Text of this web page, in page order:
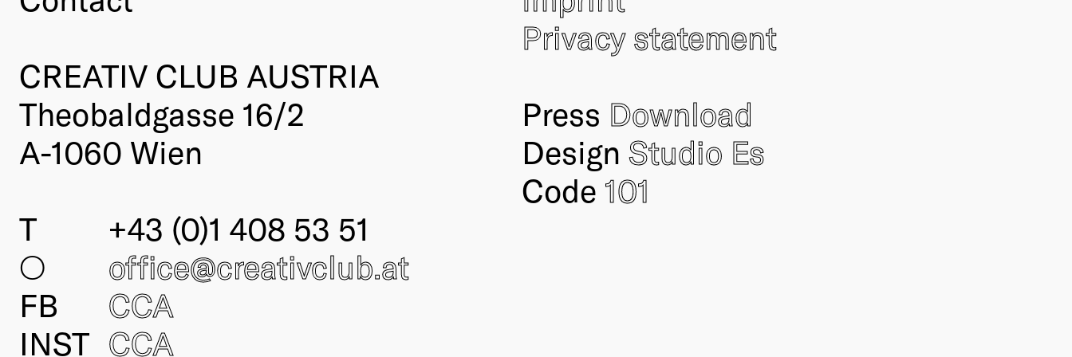
CREATIV CLUB AUSTRIA
Theobaldgasse 16/2
A-1060 Wien
T
+43 (0)1 408 53 51
○
office@creativclub.at
FB
CCA
INST CCA
Privacy statement
Press Download
Design Studio Es
Code 101